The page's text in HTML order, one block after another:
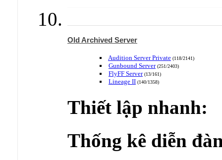
Old Archived Server
Audition Server Private (118/2141)
Gunbound Server(251/2403)
FlyFF Server(13/161)
Lineage II (140/1358)
Thiết lập nhanh:
Thống kê diễn